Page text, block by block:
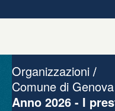
Gruppi
Informazioni
Organizzazioni
Comune di
Anno 2026 - I